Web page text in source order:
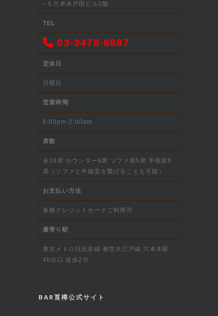
−５六本木戸田ビル1階
TEL
03-3478-6887
定休日
日曜日
営業時間
6:00pm-2:00am
席数
全19席 カウンター8席 ソファ席5席 半個室6
席（ソファと半個室を繋げることも可能）
お支払い方法
各種クレジットカードご利用可
最寄り駅
東京メトロ日比谷線 都営大江戸線 六本木駅
4b出口 徒歩2分
BAR莨樽公式サイト